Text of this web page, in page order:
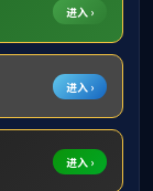
继续教育
中专？单招